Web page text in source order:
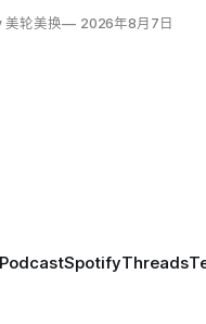
年人质危机对卡特总统的
美轮美换 2026年8月7日
SpotifyThreads